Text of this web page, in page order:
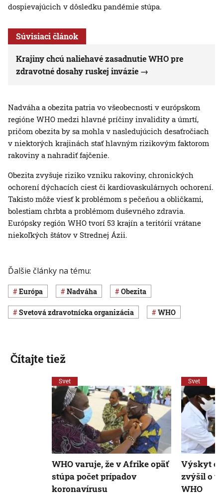
dospievajúcich v dôsledku pandémie stúpa.
Súvisiaci článok
Krajiny chcú naliehavé zasadnutie WHO pre
zdravotné dosahy ruskej invázie
Nadváha a obezita patria vo všeobecnosti v európskom
regióne WHO medzi hlavné príčiny invalidity a úmrtí,
pričom obezita by sa mohla v nasledujúcich desaťročiach
v niektorých krajinách stať hlavným rizikovým faktorom
rakoviny a nahradiť fajčenie.
Obezita zvyšuje riziko vzniku rakoviny, chronických
ochorení dýchacích ciest či kardiovaskulárnych ochorení.
Takisto môže viesť k problémom s pečeňou a obličkami,
bolestiam chrbta a problémom duševného zdravia.
Európsky región WHO tvorí 53 krajín a teritórií vrátane
niekoľkých štátov v Strednej Ázii.
Ďalšie články na tému:
Európa nadváha obezita
Svetová zdravotnícka organizácia WHO
Čítajte tiež
Svet
WHO varuje, že v Afrike opäť
stúpa počet prípadov
koronavírusu
Svet
Výskyt
zvýšil o
WHO